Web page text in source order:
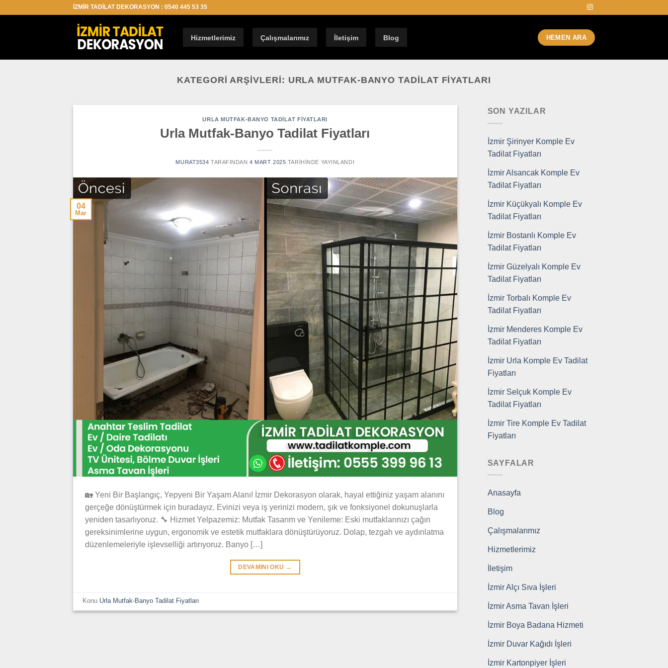
İZMİR TADİLAT DEKORASYON : 0540 445 53 35
Hizmetlerimiz Çalışmalarımız İletişim Blog HEMEN ARA
KATEGORI ARŞIVLERI: URLA MUTFAK-BANYO TADILAT FIYATLARI
URLA MUTFAK-BANYO TADILAT FIYATLARI
Urla Mutfak-Banyo Tadilat Fiyatları
MURAT3534 TARAFINDAN 4 MART 2025 TARIHINDE YAYINLANDI
04
Mar
🏡 Yeni Bir Başlangıç, Yepyeni Bir Yaşam Alanı! İzmir Dekorasyon olarak, hayal ettiğiniz yaşam alanını
gerçeğe dönüştürmek için buradayız. Evinizi veya iş yerinizi modern, şık ve fonksiyonel dokunuşlarla
yeniden tasarlıyoruz. 🔧 Hizmet Yelpazemiz: Mutfak Tasarım ve Yenileme: Eski mutfaklarınızı çağın
gereksinimlerine uygun, ergonomik ve estetik mutfaklara dönüştürüyoruz. Dolap, tezgah ve aydınlatma
düzenlemeleriyle işlevselliği artırıyoruz. Banyo […]
DEVAMINI OKU →
Konu Urla Mutfak-Banyo Tadilat Fiyatları
SON YAZILAR
İzmir Şirinyer Komple Ev
Tadilat Fiyatları
İzmir Alsancak Komple Ev
Tadilat Fiyatları
İzmir Küçükyalı Komple Ev
Tadilat Fiyatları
İzmir Bostanlı Komple Ev
Tadilat Fiyatları
İzmir Güzelyalı Komple Ev
Tadilat Fiyatları
İzmir Torbalı Komple Ev
Tadilat Fiyatları
İzmir Menderes Komple Ev
Tadilat Fiyatları
İzmir Urla Komple Ev Tadilat
Fiyatları
İzmir Selçuk Komple Ev
Tadilat Fiyatları
İzmir Tire Komple Ev Tadilat
Fiyatları
SAYFALAR
Anasayfa
Blog
Çalışmalarımız
Hizmetlerimiz
İletişim
İzmir Alçı Sıva İşleri
İzmir Asma Tavan İşleri
İzmir Boya Badana Hizmeti
İzmir Duvar Kağıdı İşleri
İzmir Kartonpiyer İşleri